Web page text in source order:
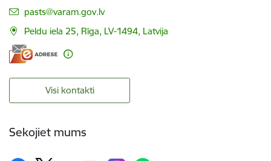
E-pasts:
pasts@varam.gov.lv
Peldu iela 25, Rīga, LV-1494, Latvija
Visi kontakti
Sekojiet mums